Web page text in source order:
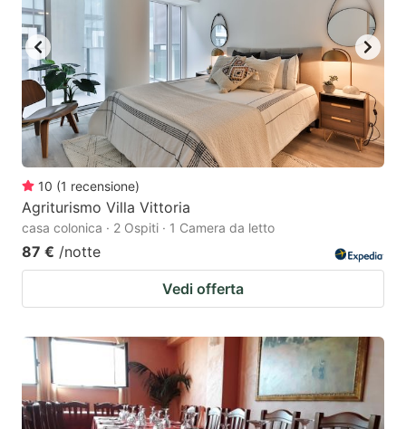
10 (1 recensione)
Agriturismo Villa Vittoria
casa colonica · 2 Ospiti · 1 Camera da letto
87 € /notte
Vedi offerta